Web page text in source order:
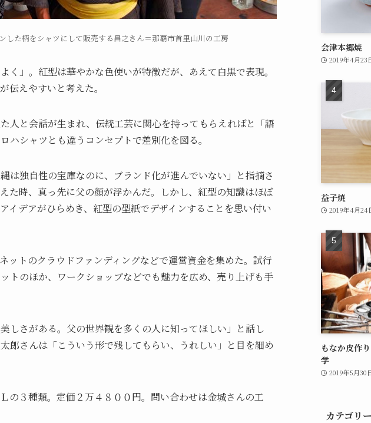
した柄をシャツにして販売する昌之さん＝那覇市首里山川の工房
く」。紅型は華やかな色使いが特徴だが、あえて白黒で表現。
伝えやすいと考えた。
人と会話が生まれ、伝統工芸に関心を持ってもらえればと「語
シャツとも違うコンセプトで差別化を図る。
は独自性の宝庫なのに、ブランド化が進んでいない」と指摘さ
た時、真っ先に父の顔が浮かんだ。しかし、紅型の知識はほぼ
イデアがひらめき、紅型の型紙でデザインすることを思い付い
ットのクラウドファンディングなどで運営資金を集めた。試行
トのほか、ワークショップなどでも魅力を広め、売り上げも手
しさがある。父の世界観を多くの人に知ってほしい」と話し
郎さんは「こういう形で残してもらい、うれしい」と目を細め
の３種類。定価２万４８００円。問い合わせは金城さんの工
会津本郷焼
2019年4月23
益子焼
2019年4月24
もなか皮作
学
2019年5月30
カテゴリー